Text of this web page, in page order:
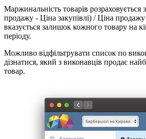
Маржинальність товарів
продажу - Ціна закупівлі) / Ціна
вказується залишок кожного товару на
періоду.
Можливо відфільтрувати список по
дізнатися, який з виконавців продає
товар.